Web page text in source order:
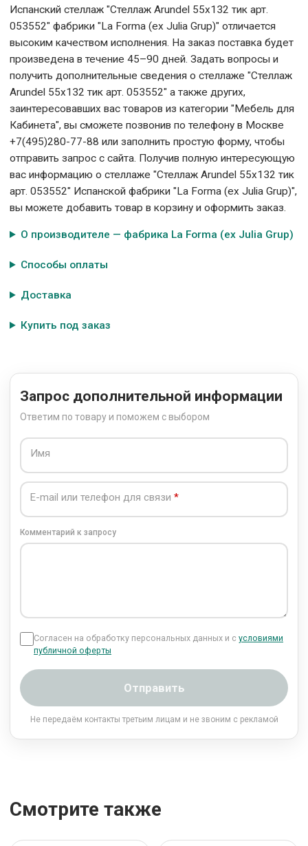
Испанский стеллаж "Стеллаж Arundel 55x132 тик арт.
053552" фабрики "La Forma (ех Julia Grup)" отличается
высоким качеством исполнения. На заказ поставка будет
произведена в течение 45–90 дней. Задать вопросы и
получить дополнительные сведения о стеллаже "Стеллаж
Arundel 55x132 тик арт. 053552" а также других,
заинтересовавших вас товаров из категории "Мебель для
Кабинета", вы сможете позвонив по телефону в Москве
+7(495)280-77-88 или заполнить простую форму, чтобы
отправить запрос с сайта. Получив полную интересующую
вас информацию о стеллаже "Стеллаж Arundel 55x132 тик
арт. 053552" Испанской фабрики "La Forma (ех Julia Grup)",
вы можете добавить товар в корзину и оформить заказ.
О производителе — фабрика La Forma (ех Julia Grup)
Способы оплаты
Доставка
Купить под заказ
Запрос дополнительной информации
Ответим по товару и поможем с выбором
Имя
E-mail или телефон для связи
Комментарий к запросу
Согласен на обработку персональных данных и с условиями
публичной оферты
Отправить
Не передаём контакты третьим лицам и не звоним с рекламой
Смотрите также